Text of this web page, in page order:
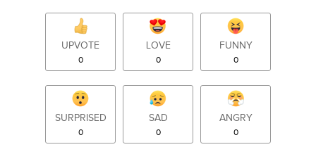
UPVOTE
0
LOVE
0
FUNNY
0
SURPRISED
0
SAD
0
ANGRY
0